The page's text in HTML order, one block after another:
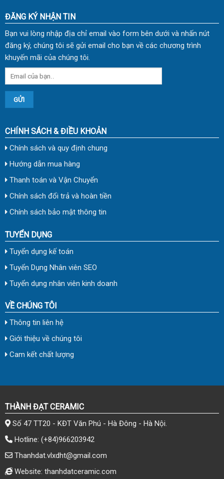
ĐĂNG KÝ NHẬN TIN
Bạn vui lòng nhập địa chỉ email vào form bên dưới và nhấn nút
đăng ký, chúng tôi sẽ gửi email cho bạn về các chương trình
khuyến mãi của chúng tôi.
CHÍNH SÁCH & ĐIỀU KHOẢN
Chính sách và quy định chung
Hướng dẫn mua hàng
Thanh toán và Vận Chuyển
Chính sách đổi trả và hoàn tiền
Chính sách bảo mật thông tin
TUYỂN DỤNG
Tuyển dụng kế toán
Tuyển Dụng Nhân viên SEO
Tuyển dụng nhân viên kinh doanh
VỀ CHÚNG TÔI
Thông tin liên hệ
Giới thiệu về chúng tôi
Cam kết chất lượng
THÀNH ĐẠT CERAMIC
Số 47 TT20 - KĐT Văn Phú - Hà Đông - Hà Nội.
Hotline: (+84)966203942
Thanhdat.vlxdht@gmail.com
Website: thanhdatceramic.com